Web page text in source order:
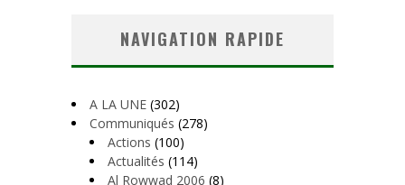
NAVIGATION RAPIDE
A LA UNE (302)
Communiqués (278)
Actions (100)
Actualités (114)
Al Rowwad 2006 (8)